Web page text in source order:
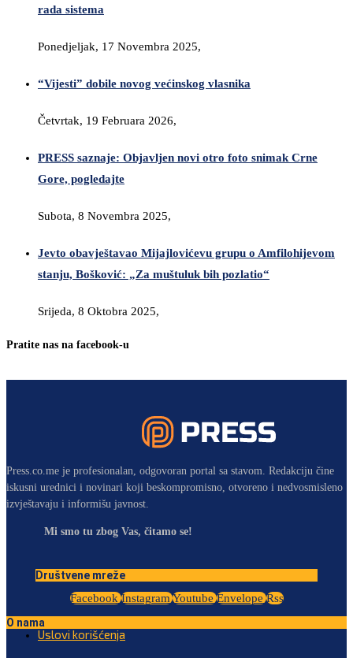
rada sistema
Ponedjeljak, 17 Novembra 2025,
“Vijesti” dobile novog većinskog vlasnika
Četvrtak, 19 Februara 2026,
PRESS saznaje: Objavljen novi otro foto snimak Crne
Gore, pogledajte
Subota, 8 Novembra 2025,
Jevto obavještavao Mijajlovićevu grupu o Amfilohijevom
stanju, Bošković: „Za muštuluk bih pozlatio“
Srijeda, 8 Oktobra 2025,
Pratite nas na facebook-u
Press.co.me je profesionalan, odgovoran portal sa stavom. Redakciju čine
iskusni urednici i novinari koji beskompromisno, otvoreno i nedvosmisleno
izvještavaju i informišu javnost.
Mi smo tu zbog Vas, čitamo se!
Društvene mreže
Facebook Instagram Youtube Envelope Rss
O nama
Uslovi korišćenja